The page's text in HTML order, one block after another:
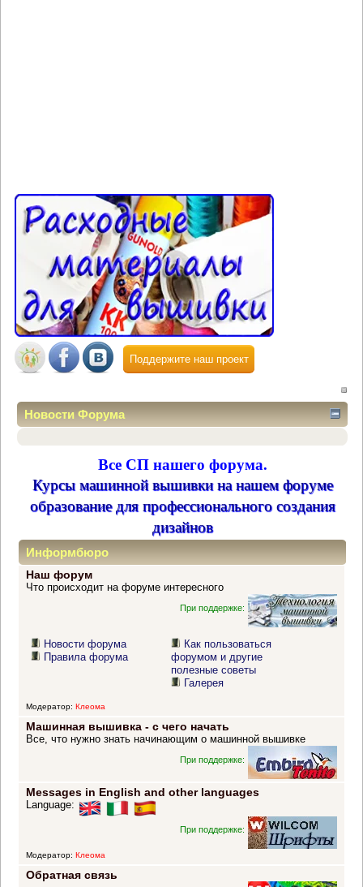
Поддержите наш проект
Новости Форума
Все СП нашего форума.
Курсы машинной вышивки на нашем форуме
образование для профессионального создания
дизайнов
Информбюро
Наш форум
Что происходит на форуме интересного
При поддержке:
Новости форума
Правила форума
Как пользоваться
форумом и другие
полезные советы
Галерея
Модератор: Клеома
Машинная вышивка - с чего начать
Все, что нужно знать начинающим о машинной вышивке
При поддержке:
Messages in English and other languages
Language:
При поддержке:
Модератор: Клеома
Обратная связь